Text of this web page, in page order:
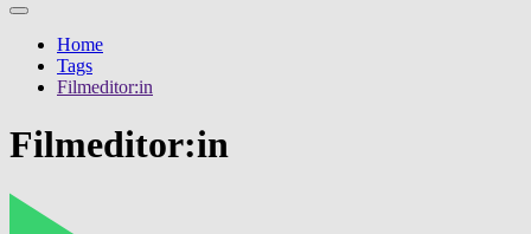
Home
Tags
Filmeditor:in
Filmeditor:in